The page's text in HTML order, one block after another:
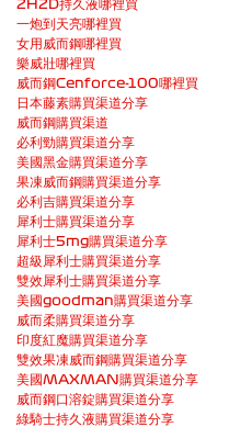
2H2D持久液哪裡買
一炮到天亮哪裡買
女用威而鋼哪裡買
樂威壯哪裡買
威而鋼Cenforce-100哪裡買
日本藤素購買渠道分享
威而鋼購買渠道
必利勁購買渠道分享
美國黑金購買渠道分享
果凍威而鋼購買渠道分享
必利吉購買渠道分享
犀利士購買渠道分享
犀利士5mg購買渠道分享
超級犀利士購買渠道分享
雙效犀利士購買渠道分享
美國goodman購買渠道分享
威而柔購買渠道分享
印度紅魔購買渠道分享
雙效果凍威而鋼購買渠道分享
美國MAXMAN購買渠道分享
威而鋼口溶錠購買渠道分享
綠騎士持久液購買渠道分享